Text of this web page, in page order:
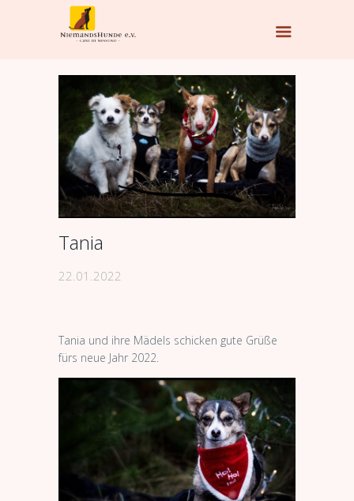
Tania
22.01.2022
Tania und ihre Mädels schicken gute Grüße
fürs neue Jahr 2022.